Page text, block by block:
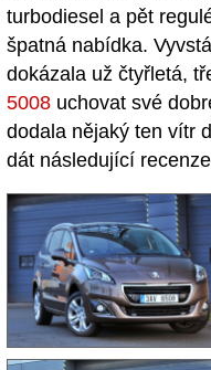
turbodiesel a pět
špatná nabídka.
dokázala už čtyřletá,
5008 uchovat své
dodala nějaký ten vítr
dát následující